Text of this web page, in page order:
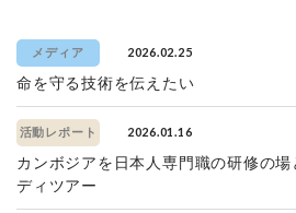
メディア 2026.02.25
命を守る技術を伝えたい
活動レポート 2026.01.16
カンボジアを日本人専門職の研修の
ディツアー